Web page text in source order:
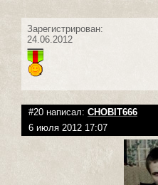
Зарегистрирован:
24.06.2012
#20 написал: CHOBIT666
6 июля 2012 17:07